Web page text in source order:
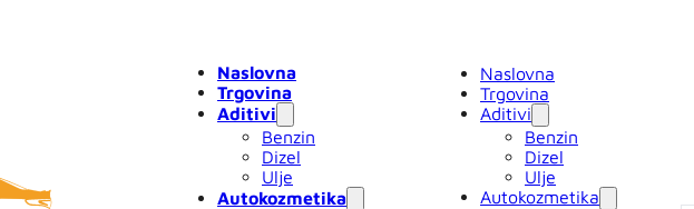
Naslovna
Trgovina
Aditivi
Benzin
Dizel
Ulje
Autokozmetika
Naslovna
Trgovina
Aditivi
Benzin
Dizel
Ulje
Autokozmetika